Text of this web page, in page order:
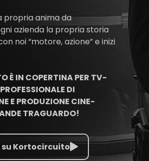
propria anima da
azienda la propria storia
noi “motore, azione” e inizi
È IN COPERTINA PER TV-
DI
E PRODUZIONE CINE-
TRAGUARDO!
su Kortocircuito